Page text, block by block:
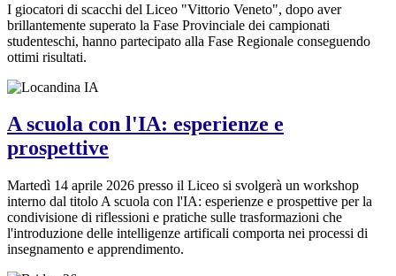
I giocatori di scacchi del Liceo "Vittorio Veneto", dopo aver
brillantemente superato la Fase Provinciale dei campionati
studenteschi, hanno partecipato alla Fase Regionale conseguendo
ottimi risultati.
A scuola con l'IA: esperienze e
prospettive
Martedì 14 aprile 2026 presso il Liceo si svolgerà un workshop
interno dal titolo A scuola con l'IA: esperienze e prospettive per la
condivisione di riflessioni e pratiche sulle trasformazioni che
l'introduzione delle intelligenze artificali comporta nei processi di
insegnamento e apprendimento.